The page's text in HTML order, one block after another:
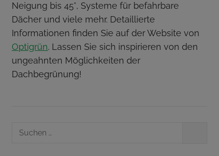
Neigung bis 45°, Systeme für befahrbare
Dächer und viele mehr. Detaillierte
Informationen finden Sie auf der Website von
Optigrün. Lassen Sie sich inspirieren von den
ungeahnten Möglichkeiten der
Dachbegrünung!
Suchen